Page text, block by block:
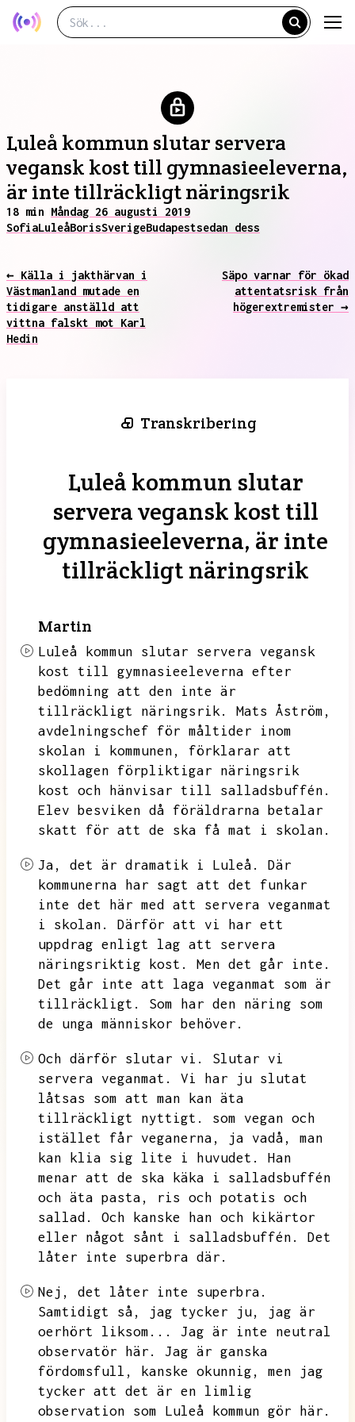
Luleå kommun slutar servera
vegansk kost till gymnasieeleverna,
är inte tillräckligt näringsrik
18 min Måndag 26 augusti 2019
SofiaLuleåBorisSverigeBudapestsedan dess
← Källa i jakthärvan i
Västmanland mutade en
tidigare anställd att
vittna falskt mot Karl
Hedin
Säpo varnar för ökad
attentatsrisk från
högerextremister →
Transkribering
Luleå kommun slutar
servera vegansk kost till
gymnasieeleverna, är inte
tillräckligt näringsrik
Martin
Luleå kommun slutar servera vegansk
kost till gymnasieeleverna efter
bedömning att den inte är
tillräckligt näringsrik.
Mats Åström,
avdelningschef för måltider inom
skolan i kommunen,
förklarar att
skollagen förpliktigar näringsrik
kost och hänvisar till salladsbuffén.
Elev besviken då föräldrarna betalar
skatt för att de ska få mat i skolan.
Ja, det är dramatik i Luleå.
Där
kommunerna har sagt att det funkar
inte det här med att servera veganmat
i skolan.
Därför att vi har ett
uppdrag enligt lag att servera
näringsriktig kost.
Men det går inte.
Det går inte att laga veganmat som är
tillräckligt.
Som har den näring som
de unga människor behöver.
Och därför slutar vi.
Slutar vi
servera veganmat.
Vi har ju slutat
låtsas som att man kan äta
tillräckligt nyttigt.
som vegan och
istället får veganerna,
ja vadå,
man
kan klia sig lite i huvudet.
Han
menar att de ska käka i salladsbuffén
och äta pasta,
ris och potatis och
sallad.
Och kanske han och kikärtor
eller något sånt i salladsbuffén.
Det
låter inte superbra där.
Nej,
det låter inte superbra.
Samtidigt så,
jag tycker ju,
jag är
oerhört liksom...
Jag är inte neutral
observatör här.
Jag är ganska
fördomsfull,
kanske okunnig,
men jag
tycker att det är en limlig
observation som Luleå kommun gör här.